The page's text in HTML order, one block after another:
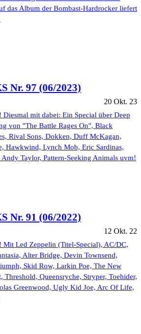
das Album der Bombast-Hardrocker liefert
Nr. 97 (06/2023)
20 Okt. 23
Diesmal mit dabei: Ein Special über Deep
von "The Battle Rages On", Black
Rival Sons, Dokken, Duff McKagan,
Hawkwind, Lynch Mob, Eric Sardinas,
Andy Taylor, Pattern-Seeking Animals uvm!
Nr. 91 (06/2022)
12 Okt. 22
Mit Led Zeppelin (Titel-Special), AC/DC,
Alter Bridge, Devin Townsend,
Skid Row, Larkin Poe, The New
Threshold, Queensryche, Stryper, Toehider,
Greenwood, Ugly Kid Joe, Arc Of Life,